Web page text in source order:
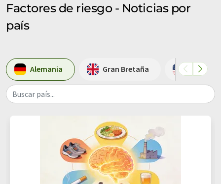
Factores de riesgo - Noticias por
país
Alemania Gran Bretaña Estados
Buscar país...